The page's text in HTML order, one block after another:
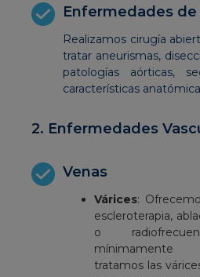
Enfermedades de
Realizamos cirugía
tratar aneurismas,
patologías aórticas,
características
2. Enfermedades
Venas
Várices:
escleroterapia,
o
mínimamente
tratamos las